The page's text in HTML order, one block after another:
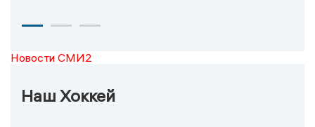
Новости СМИ2
Наш Хоккей